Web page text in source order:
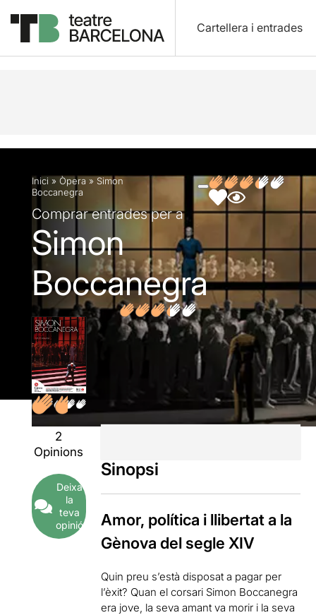
Cartellera i entrades
Descripció Fitxa artística Fotos i vídeos
Inici » Òpera » Simon
Boccanegra
Comprar entrades per a
Simon
Boccanegra
2
Opinions
Deixa
la
teva
opinió
Sinopsi
Amor, política i llibertat a la
Gènova del segle XIV
Quin preu s’està disposat a pagar per
l’èxit? Quan el corsari Simon Boccanegra
era jove, la seva amant va morir i la seva